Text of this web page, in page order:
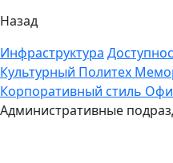
Назад
Инфраструктура
Культурный Политех
Корпоративный стиль
Административные